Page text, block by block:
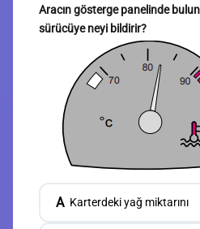
Aracın gösterge panelinde
sürücüye neyi bildirir?
A Karterdeki yağ miktarını